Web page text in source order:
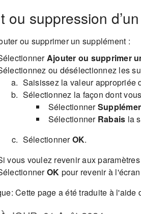
ou suppression
ou supprimer un supplément :
Ajouter ou supprimer
ou désélectionnez les
Saisissez la valeur appropriée
Sélectionnez la façon dont
Sélectionner
Sélectionner Rabais la
SélectionnerOK.
vous voulez revenir aux
OK pour revenir à
Cette page a été traduite à